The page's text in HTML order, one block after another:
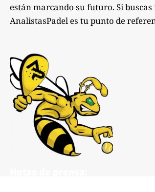
están marcando su futuro. Si
AnalistasPadel es tu punto de